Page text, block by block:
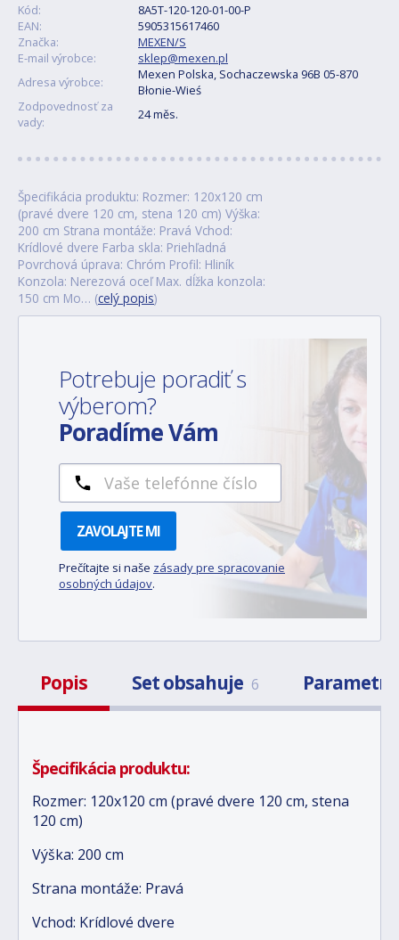
Kód:
8A5T-120-120-01-00-P
EAN:
5905315617460
Značka:
MEXEN/S
E-mail výrobce:
sklep@mexen.pl
Adresa výrobce:
Mexen Polska, Sochaczewska 96B 05-870
Błonie-Wieś
Zodpovednosť za
vady:
24 měs.
Špecifikácia produktu: Rozmer: 120x120 cm
(pravé dvere 120 cm, stena 120 cm) Výška:
200 cm Strana montáže: Pravá Vchod:
Krídlové dvere Farba skla: Priehľadná
Povrchová úprava: Chróm Profil: Hliník
Konzola: Nerezová oceľ Max. dĺžka konzola:
150 cm Mo… (celý popis)
Potrebuje poradiť s
výberom?
Poradíme Vám
ZAVOLAJTE MI
Prečítajte si naše zásady pre spracovanie
osobných údajov.
Popis Set obsahuje 6 Parametre
Špecifikácia produktu:
Rozmer: 120x120 cm (pravé dvere 120 cm, stena
120 cm)
Výška: 200 cm
Strana montáže: Pravá
Vchod: Krídlové dvere